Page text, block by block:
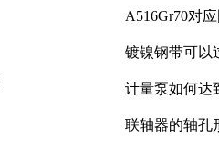
A516Gr70对
镀镍钢带可以
计量泵如何达
联轴器的轴孔